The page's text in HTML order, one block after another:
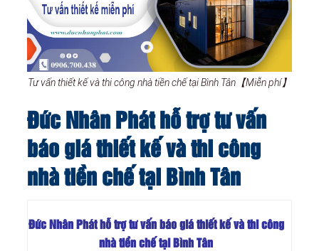
Tư vấn thiết kế và thi công nhà tiền chế tại Bình Tân【Miễn phí】
Đức Nhân Phát hỗ trợ tư vấn
báo giá thiết kế và thi công
nhà tiền chế tại Bình Tân
Đức Nhân Phát hỗ trợ tư vấn báo giá thiết kế và thi công
nhà tiền chế tại Bình Tân